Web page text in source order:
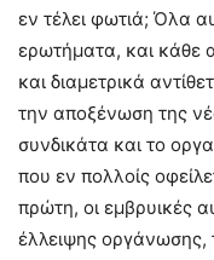
εν τέλει φωτιά; Όλα
ερωτήματα, και κάθε
και διαμετρικά
την αποξένωση της
συνδικάτα και το
που εν πολλοίς
πρώτη, οι εμβρυικές
έλλειψης οργάνωσης,